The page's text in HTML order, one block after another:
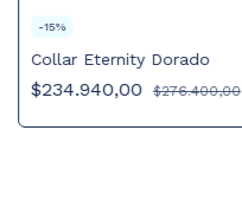
-15%
Collar Eternity Dorado
$234.940,00 $276.400,00